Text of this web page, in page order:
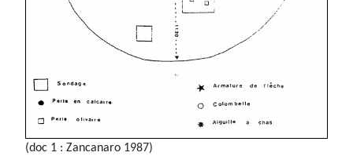
(doc 1 : Zancanaro 1987)